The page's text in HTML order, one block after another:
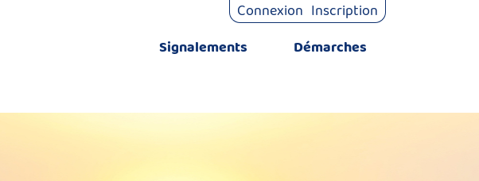
Signalements Démarches
Connexion Inscription